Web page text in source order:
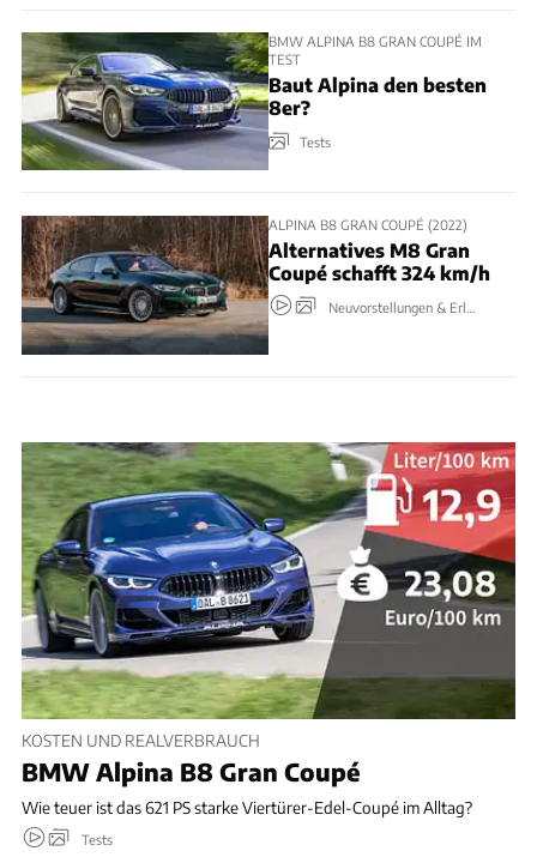
BMW ALPINA B8 GRAN COUPÉ IM
TEST
Baut Alpina den besten
8er?
Tests
ALPINA B8 GRAN COUPÉ (2022)
Alternatives M8 Gran
Coupé schafft 324 km/h
Neuvorstellungen & Erlkönige
KOSTEN UND REALVERBRAUCH
BMW Alpina B8 Gran Coupé
Wie teuer ist das 621 PS starke Viertürer-Edel-Coupé im Alltag?
Tests